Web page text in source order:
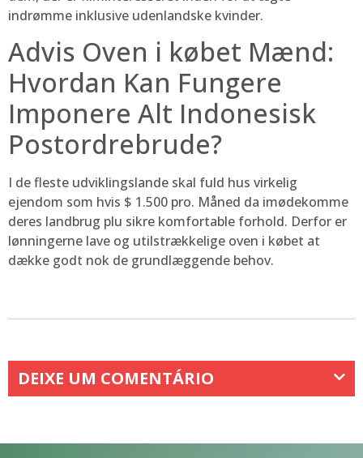
indrømme inklusive udenlandske kvinder.
Advis Oven i købet Mænd:
Hvordan Kan Fungere
Imponere Alt Indonesisk
Postordrebrude?
I de fleste udviklingslande skal fuld hus virkelig
ejendom som hvis $ 1.500 pro. Måned da imødekomme
deres landbrug plu sikre komfortable forhold. Derfor er
lønningerne lave og utilstrækkelige oven i købet at
dække godt nok de grundlæggende behov.
DEIXE UM COMENTÁRIO